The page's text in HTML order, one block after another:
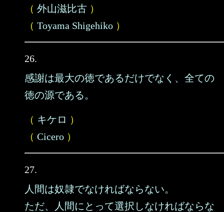
（ 外山滋比古 ）
（ Toyama Shigehiko ）
26.
感謝は最大の徳であるだけでなく、全ての
徳の源である。
（ キケロ ）
（ Cicero ）
27.
人間は奴隷でなければならない。
ただ、人間にとって選択しなければならな